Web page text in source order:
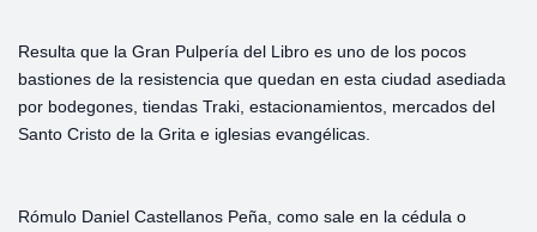
Resulta que la Gran Pulpería del Libro es uno de los pocos
bastiones de la resistencia que quedan en esta ciudad asediada
por bodegones, tiendas Traki, estacionamientos, mercados del
Santo Cristo de la Grita e iglesias evangélicas.
Rómulo Daniel Castellanos Peña, como sale en la cédula o